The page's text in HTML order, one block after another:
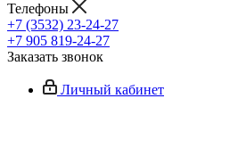
Телефоны
+7 (3532) 23-24-27
+7 905 819-24-27
Заказать звонок
Личный кабинет